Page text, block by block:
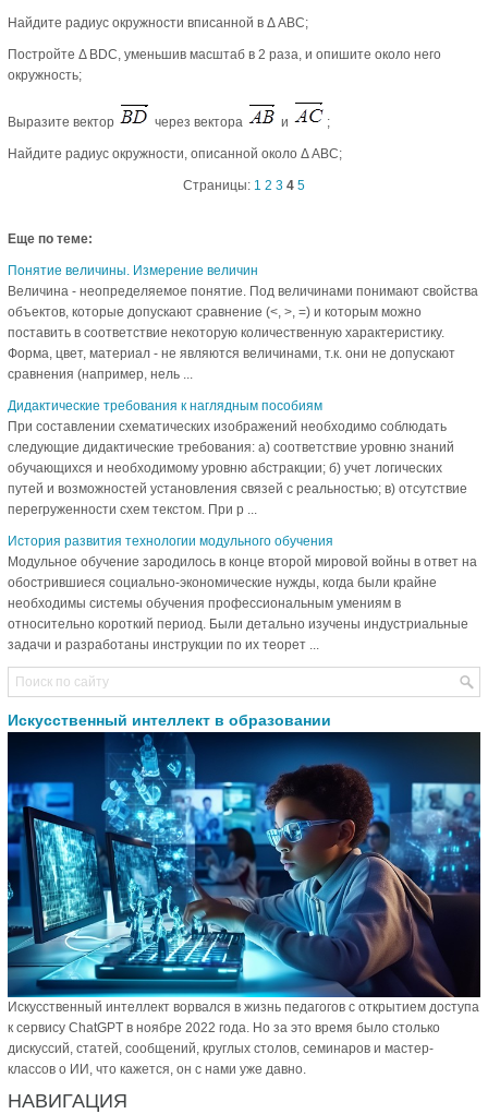
Найдите радиус окружности вписанной в Δ АВС;
Постройте Δ ВDС, уменьшив масштаб в 2 раза, и опишите около него
окружность;
Выразите вектор через вектора и ;
Найдите радиус окружности, описанной около Δ АВС;
Страницы: 1 2 3 4 5
Еще по теме:
Понятие величины. Измерение величин
Величина - неопределяемое понятие. Под величинами понимают свойства
объектов, которые допускают сравнение (<, >, =) и которым можно
поставить в соответствие некоторую количественную характеристику.
Форма, цвет, материал - не являются величинами, т.к. они не допускают
сравнения (например, нель ...
Дидактические требования к наглядным пособиям
При составлении схематических изображений необходимо соблюдать
следующие дидактические требования: а) соответствие уровню знаний
обучающихся и необходимому уровню абстракции; б) учет логических
путей и возможностей установления связей с реальностью; в) отсутствие
перегруженности схем текстом. При р ...
История развития технологии модульного обучения
Модульное обучение зародилось в конце второй мировой войны в ответ на
обострившиеся социально-экономические нужды, когда были крайне
необходимы системы обучения профессиональным умениям в
относительно короткий период. Были детально изучены индустриальные
задачи и разработаны инструкции по их теорет ...
Искусственный интеллект в образовании
Искусственный интеллект ворвался в жизнь педагогов с открытием доступа
к сервису ChatGPT в ноябре 2022 года. Но за это время было столько
дискуссий, статей, сообщений, круглых столов, семинаров и мастер-
классов о ИИ, что кажется, он с нами уже давно.
НАВИГАЦИЯ